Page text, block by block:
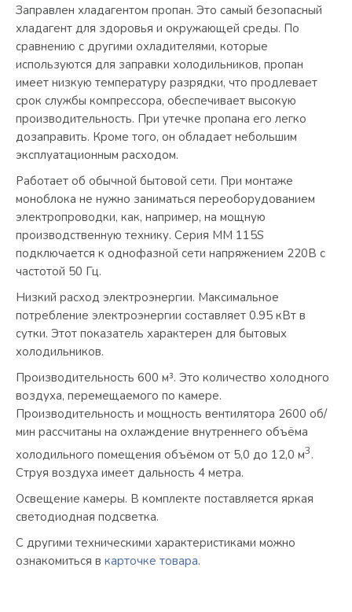
Заправлен хладагентом пропан. Это самый безопасный
хладагент для здоровья и окружающей среды. По
сравнению с другими охладителями, которые
используются для заправки холодильников, пропан
имеет низкую температуру разрядки, что продлевает
срок службы компрессора, обеспечивает высокую
производительность. При утечке пропана его легко
дозаправить. Кроме того, он обладает небольшим
эксплуатационным расходом.
Работает об обычной бытовой сети. При монтаже
моноблока не нужно заниматься переоборудованием
электропроводки, как, например, на мощную
производственную технику. Серия MM 115S
подключается к однофазной сети напряжением 220В с
частотой 50 Гц.
Низкий расход электроэнергии. Максимальное
потребление электроэнергии составляет 0.95 кВт в
сутки. Этот показатель характерен для бытовых
холодильников.
Производительность 600 м³. Это количество холодного
воздуха, перемещаемого по камере.
Производительность и мощность вентилятора 2600 об/
мин рассчитаны на охлаждение внутреннего объёма
холодильного помещения объёмом от 5,0 до 12,0 м3.
Струя воздуха имеет дальность 4 метра.
Освещение камеры. В комплекте поставляется яркая
светодиодная подсветка.
С другими техническими характеристиками можно
ознакомиться в карточке товара.